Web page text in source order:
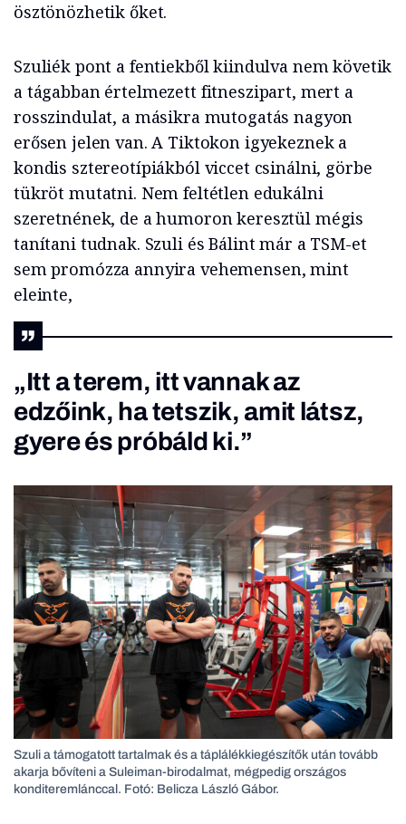
ösztönözhetik őket.
Szuliék pont a fentiekből kiindulva nem követik
a tágabban értelmezett fitneszipart, mert a
rosszindulat, a másikra mutogatás nagyon
erősen jelen van. A Tiktokon igyekeznek a
kondis sztereotípiákból viccet csinálni, görbe
tükröt mutatni. Nem feltétlen edukálni
szeretnének, de a humoron keresztül mégis
tanítani tudnak. Szuli és Bálint már a TSM-et
sem promózza annyira vehemensen, mint
eleinte,
„Itt a terem, itt vannak az
edzőink, ha tetszik, amit látsz,
gyere és próbáld ki.”
Szuli a támogatott tartalmak és a táplálékkiegészítők után tovább
akarja bővíteni a Suleiman-birodalmat, mégpedig országos
konditeremlánccal. Fotó: Belicza László Gábor.